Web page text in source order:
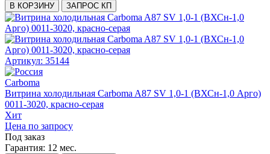
В КОРЗИНУ ЗАПРОС КП
Артикул: 35144
Carboma
Витрина холодильная Carboma A87 SV 1,0-1 (ВХСн-1,0 Арго)
0011-3020, красно-серая
Хит
Цена по запросу
Под заказ
Гарантия: 12 мес.